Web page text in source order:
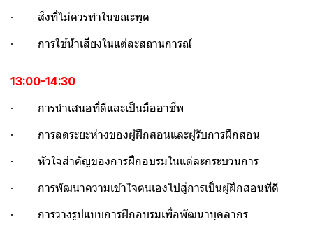
· สิ่งที่ไม่ควรทําในขณะพูด
· การใช้น้ําเสียงในแต่ละสถานการณ์
13:00-14:30
· การนําเสนอที่ดีและเป็นมืออาชีพ
· การลดระยะห่างของผู้ฝึกสอนและผู้รับการฝึกสอน
· หัวใจสําคัญของการฝึกอบรมในแต่ละกระบวนการ
· การพัฒนาความเข้าใจตนเองไปสู่การเป็นผู้ฝึกสอนที่ดี
· การวางรูปแบบการฝึกอบรมเพื่อพัฒนาบุคลากร